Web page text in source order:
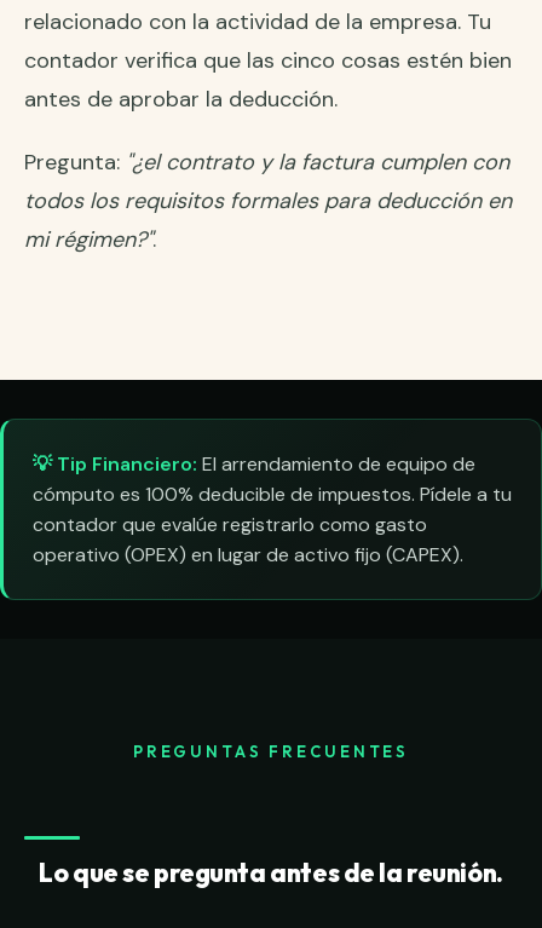
relacionado con la actividad de la empresa. Tu
contador verifica que las cinco cosas estén bien
antes de aprobar la deducción.
Pregunta: "¿el contrato y la factura cumplen con
todos los requisitos formales para deducción en
mi régimen?".
💡 Tip Financiero: El arrendamiento de equipo de
cómputo es 100% deducible de impuestos. Pídele a tu
contador que evalúe registrarlo como gasto
operativo (OPEX) en lugar de activo fijo (CAPEX).
PREGUNTAS FRECUENTES
Lo que se pregunta antes de la reunión.